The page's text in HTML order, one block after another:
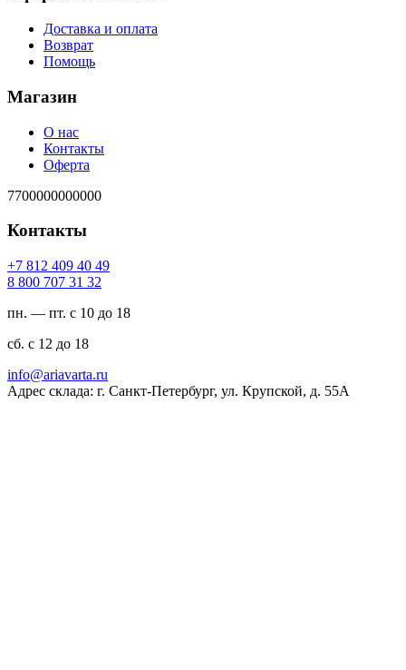
Доставка и оплата
Возврат
Помощь
Магазин
О нас
Контакты
Оферта
7700000000000
Контакты
94 04 904 218 7+
23 13 707 008 8
пн. — пт. с 10 до 18
сб. с 12 до 18
ur.atravaira@ofni
Адрес склада: г. Санкт-Петербург, ул. Крупской, д. 55А